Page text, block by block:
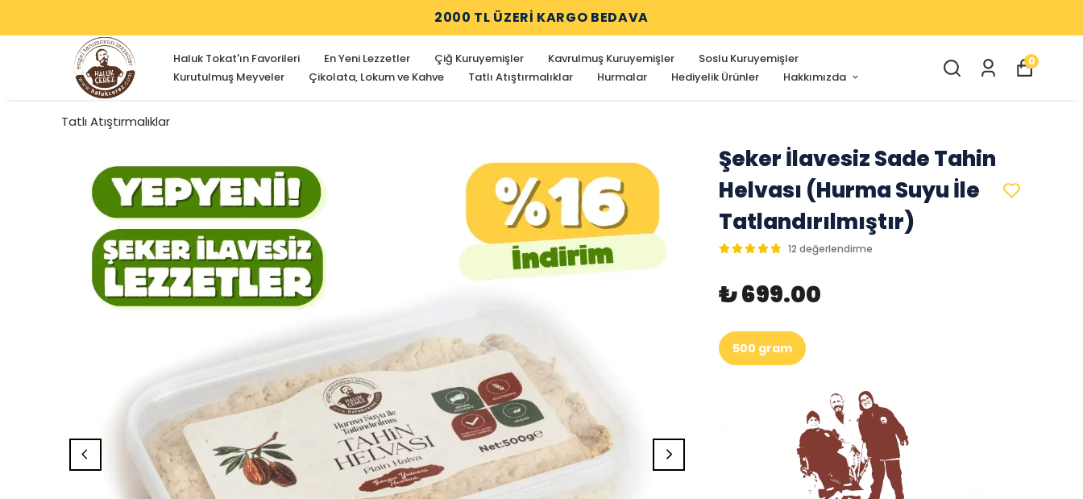
2000 TL ÜZERİ KARGO BEDAVA
Haluk Tokat'ın Favorileri En Yeni Lezzetler Çiğ Kuruyemişler Kavrulmuş Kuruyemişler
Soslu Kuruyemişler
Kurutulmuş Meyveler
Çikolata, Lokum ve Kahve Tatlı Atıştırmalıklar Hurmalar Hediyelik Ürünler Hakkımızda
0
Tatlı Atıştırmalıklar
Şeker İlavesiz Sade Tahin
Helvası (Hurma Suyu İle
Tatlandırılmıştır)
12 değerlendirme
₺ 699.00
500 gram